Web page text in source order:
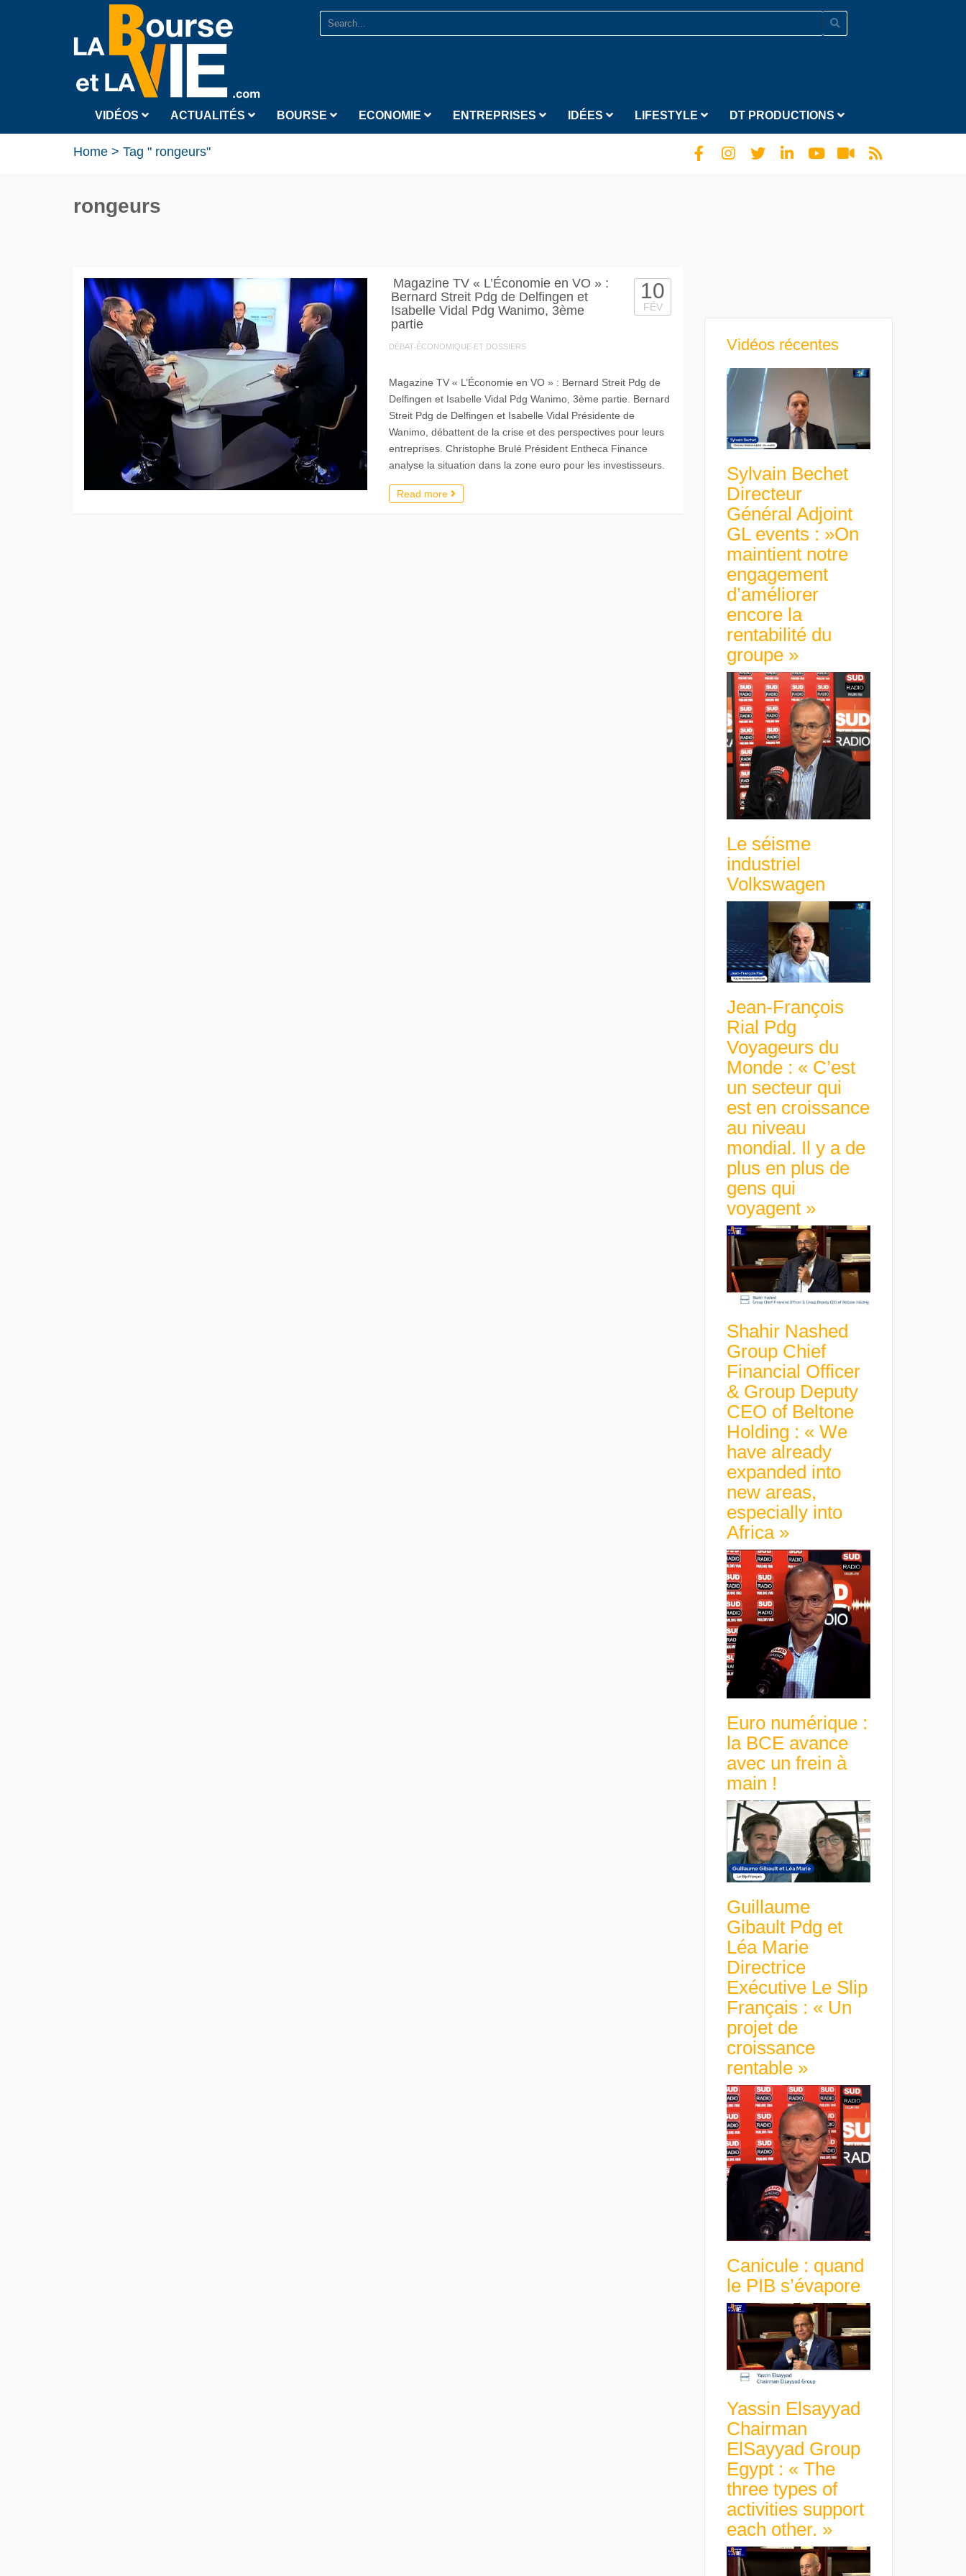
VIDÉOS ACTUALITÉS BOURSE ECONOMIE ENTREPRISES IDÉES LIFESTYLE DT PRODUCTIONS
Home > Tag " rongeurs"
rongeurs
Magazine TV « L’Économie en VO » :
Bernard Streit Pdg de Delfingen et
Isabelle Vidal Pdg Wanimo, 3ème
partie
DÉBAT ÉCONOMIQUE ET DOSSIERS
10
FÉV
Magazine TV « L’Économie en VO » : Bernard Streit Pdg de
Delfingen et Isabelle Vidal Pdg Wanimo, 3ème partie. Bernard
Streit Pdg de Delfingen et Isabelle Vidal Présidente de
Wanimo, débattent de la crise et des perspectives pour leurs
entreprises. Christophe Brulé Président Entheca Finance
analyse la situation dans la zone euro pour les investisseurs.
Read more
Vidéos récentes
Sylvain Bechet
Directeur
Général Adjoint
GL events : »On
maintient notre
engagement
d’améliorer
encore la
rentabilité du
groupe »
Le séisme
industriel
Volkswagen
Jean-François
Rial Pdg
Voyageurs du
Monde : « C’est
un secteur qui
est en croissance
au niveau
mondial. Il y a de
plus en plus de
gens qui
voyagent »
Shahir Nashed
Group Chief
Financial Officer
& Group Deputy
CEO of Beltone
Holding : « We
have already
expanded into
new areas,
especially into
Africa »
Euro numérique :
la BCE avance
avec un frein à
main !
Guillaume
Gibault Pdg et
Léa Marie
Directrice
Exécutive Le Slip
Français : « Un
projet de
croissance
rentable »
Canicule : quand
le PIB s’évapore
Yassin Elsayyad
Chairman
ElSayyad Group
Egypt : « The
three types of
activities support
each other. »